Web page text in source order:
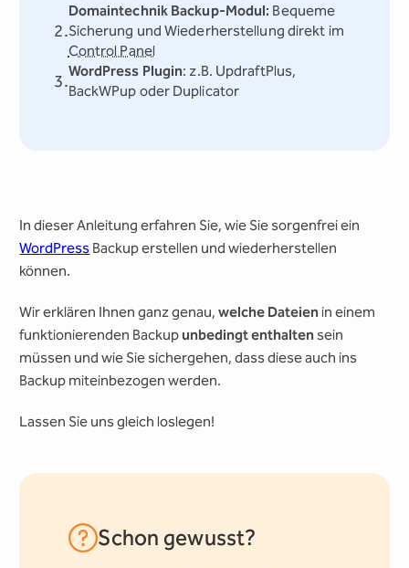
Domaintechnik Backup-Modul: Bequeme
Sicherung und Wiederherstellung direkt im
Control Panel
WordPress Plugin: z.B. UpdraftPlus,
BackWPup oder Duplicator
In dieser Anleitung erfahren Sie, wie Sie sorgenfrei ein
WordPress Backup erstellen und wiederherstellen
können.
Wir erklären Ihnen ganz genau,welche Dateien in einem
funktionierenden Backup unbedingt enthalten sein
müssen und wie Sie sichergehen, dass diese auch ins
Backup miteinbezogen werden.
Lassen Sie uns gleich loslegen!
Schon gewusst?